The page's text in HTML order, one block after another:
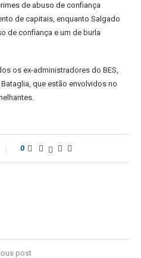
de abuso de confiança
de capitais, enquanto Salgado
de confiança e um de burla
os ex-administradores do BES,
que estão envolvidos no
0
post